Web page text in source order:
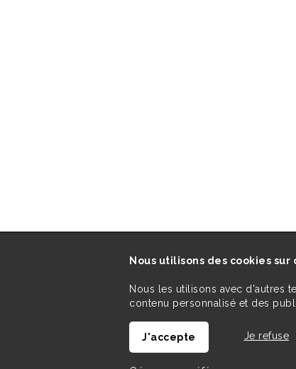
Nous utilisons des cookies
Nous les utilisons avec d'autres
contenu personnalisé et des
J'accepte Je refuse